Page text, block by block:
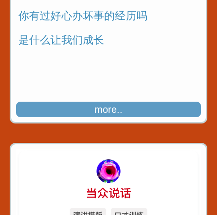
你有过好心办坏事的经历吗
是什么让我们成长
more..